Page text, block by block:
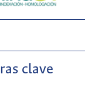
clave